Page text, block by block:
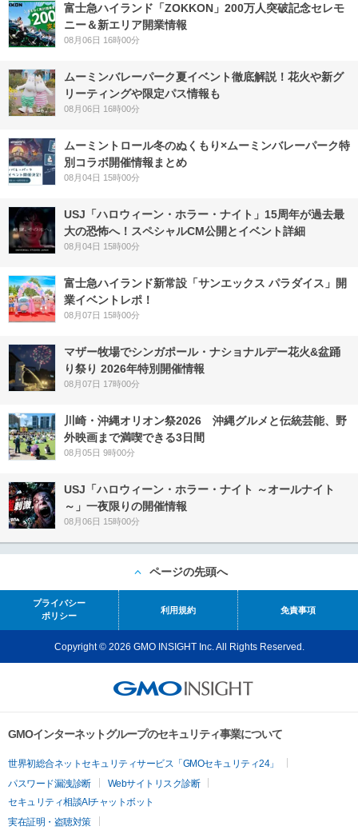
富士急ハイランド「ZOKKON」200万人突破記念セレモ
ニー＆新エリア開業情報
08月06日 16時00分
ムーミンバレーパーク夏イベント徹底解説！花火や新グ
リーティングや限定パス情報も
08月06日 16時00分
ムーミントロール冬のぬくもり×ムーミンバレーパーク特
別コラボ開催情報まとめ
08月04日 15時00分
USJ「ハロウィーン・ホラー・ナイト」15周年が過去最
大の恐怖へ！スペシャルCM公開とイベント詳細
08月04日 15時00分
富士急ハイランド新常設「サンエックス パラダイス」開
業イベントレポ！
08月07日 15時00分
マザー牧場でシンガポール・ナショナルデー花火&盆踊
り祭り 2026年特別開催情報
08月07日 17時00分
川崎・沖縄オリオン祭2026 沖縄グルメと伝統芸能、野
外映画まで満喫できる3日間
08月05日 9時00分
USJ「ハロウィーン・ホラー・ナイト ～オールナイト
～」一夜限りの開催情報
08月06日 15時00分
ページの先頭へ
プライバシー
ポリシー
利用規約 免責事項
Copyright © 2026 GMO INSIGHT Inc. All Rights Reserved.
GMOインターネットグループのセキュリティ事業について
世界初総合ネットセキュリティサービス「GMOセキュリティ24」
パスワード漏洩診断
Webサイトリスク診断
セキュリティ相談AIチャットボット
実在証明・盗聴対策